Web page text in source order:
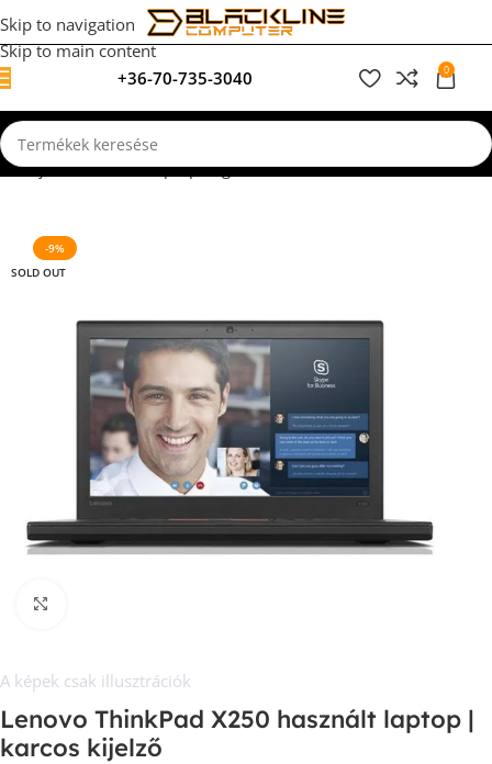
Skip to navigation
Skip to main content
+36-70-735-3040
0
Felújított, használt laptopok garanciával Általános felhasználás
-9%
SOLD OUT
A képek csak illusztrációk
Lenovo ThinkPad X250 használt laptop |
karcos kijelző